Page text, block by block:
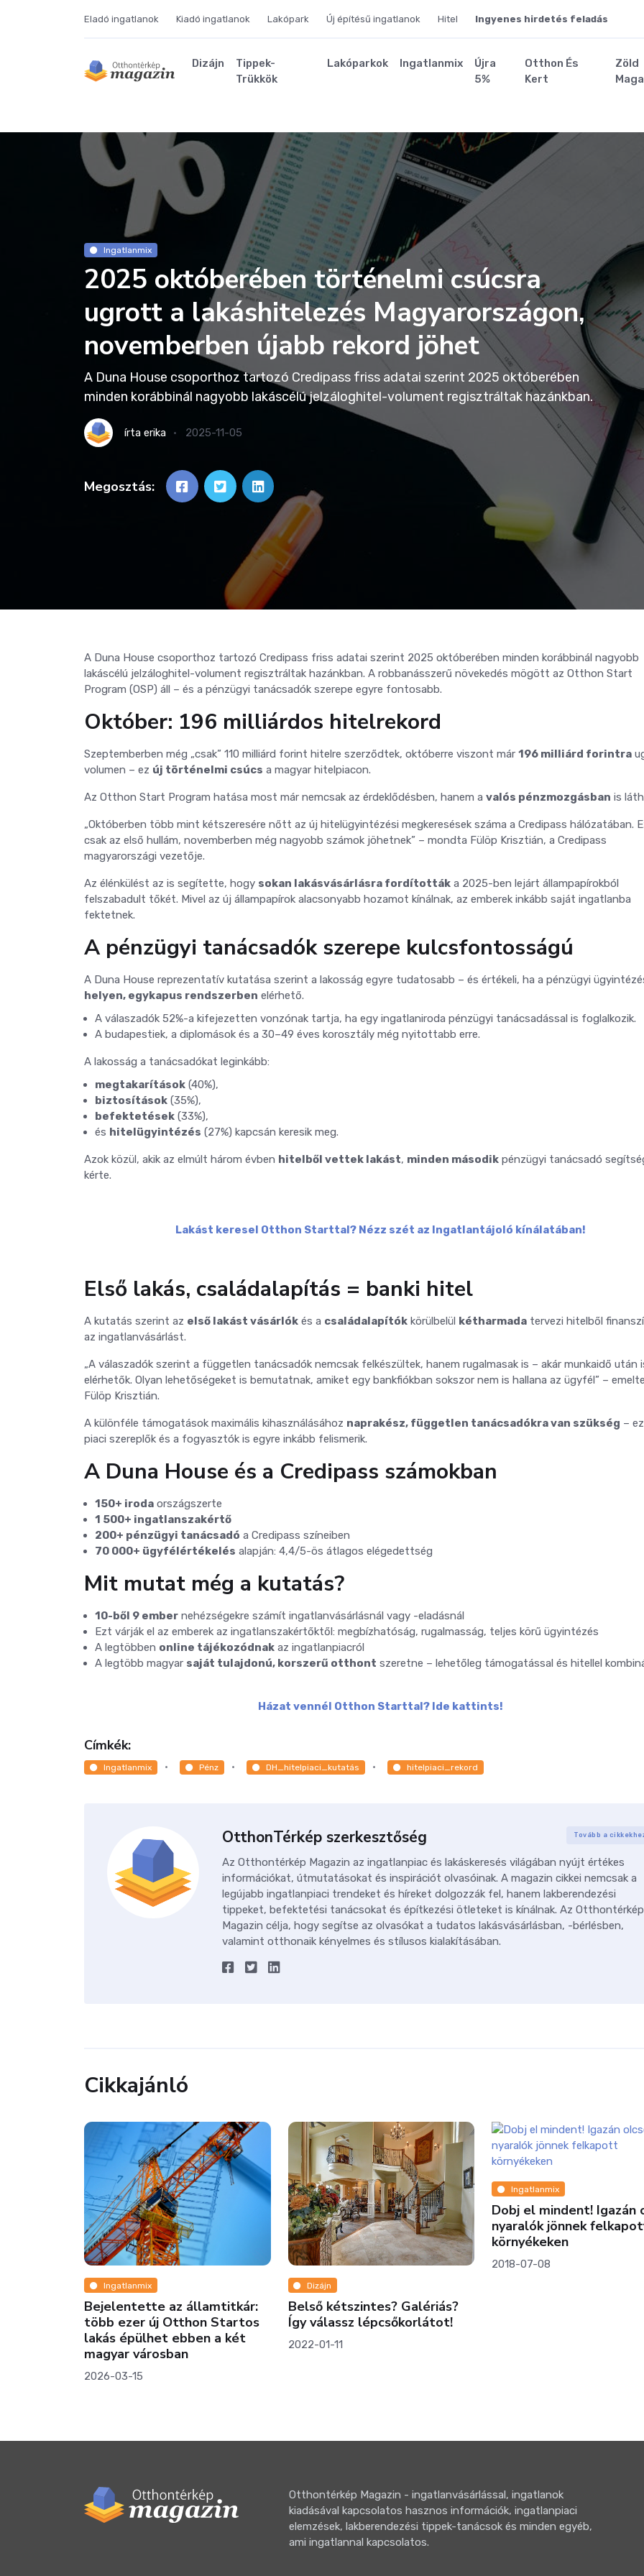
Eladó ingatlanok Kiadó ingatlanok Lakópark Új építésű ingatlanok Hitel Ingyenes hirdetés feladás
Dizájn
Tippek-
Trükkök
Lakóparkok Ingatlanmix
Újra
5%
Otthon És
Kert
Zöld
Ingatlanmix
2025 októberében történelmi csúcsra
ugrott a lakáshitelezés Magyarországon,
novemberben újabb rekord jöhet
A Duna House csoporthoz tartozó Credipass friss adatai szerint 2025 októberében
minden korábbinál nagyobb lakáscélú jelzáloghitel-volument regisztráltak hazánkban.
írta erika 2025-11-05
Megosztás:
A Duna House csoporthoz tartozó Credipass friss adatai szerint 2025 októberében minden korábbinál nagyobb
lakáscélú jelzáloghitel-volument regisztráltak hazánkban. A robbanásszerű növekedés mögött az Otthon Start
Program (OSP) áll – és a pénzügyi tanácsadók szerepe egyre fontosabb.
Október: 196 milliárdos hitelrekord
Szeptemberben még „csak” 110 milliárd forint hitelre szerződtek, októberre viszont már 196 milliárd forintra
volumen – ez új történelmi csúcs a magyar hitelpiacon.
Az Otthon Start Program hatása most már nemcsak az érdeklődésben, hanem a valós pénzmozgásban is
„Októberben több mint kétszeresére nőtt az új hitelügyintézési megkeresések száma a Credipass hálózatában.
csak az első hullám, novemberben még nagyobb számok jöhetnek” – mondta Fülöp Krisztián, a Credipass
magyarországi vezetője.
Az élénkülést az is segítette, hogy sokan lakásvásárlásra fordították a 2025-ben lejárt állampapírokból
felszabadult tőkét. Mivel az új állampapírok alacsonyabb hozamot kínálnak, az emberek inkább saját ingatlanba
fektetnek.
A pénzügyi tanácsadók szerepe kulcsfontosságú
A Duna House reprezentatív kutatása szerint a lakosság egyre tudatosabb – és értékeli, ha a pénzügyi
helyen, egykapus rendszerben elérhető.
A válaszadók 52%-a kifejezetten vonzónak tartja, ha egy ingatlaniroda pénzügyi tanácsadással is foglalkozik.
A budapestiek, a diplomások és a 30–49 éves korosztály még nyitottabb erre.
A lakosság a tanácsadókat leginkább:
megtakarítások (40%),
biztosítások (35%),
befektetések (33%),
és hitelügyintézés (27%) kapcsán keresik meg.
Azok közül, akik az elmúlt három évben hitelből vettek lakást, minden második pénzügyi tanácsadó
kérte.
Lakást keresel Otthon Starttal? Nézz szét az Ingatlantájoló kínálatában!
Első lakás, családalapítás = banki hitel
A kutatás szerint az első lakást vásárlók és a családalapítók körülbelül kétharmada tervezi hitelből
az ingatlanvásárlást.
„A válaszadók szerint a független tanácsadók nemcsak felkészültek, hanem rugalmasak is – akár munkaidő után
elérhetők. Olyan lehetőségeket is bemutatnak, amiket egy bankfiókban sokszor nem is hallana az ügyfél” –
Fülöp Krisztián.
A különféle támogatások maximális kihasználásához naprakész, független tanácsadókra van szükség –
piaci szereplők és a fogyasztók is egyre inkább felismerik.
A Duna House és a Credipass számokban
150+ iroda országszerte
1 500+ ingatlanszakértő
200+ pénzügyi tanácsadó a Credipass színeiben
70 000+ ügyfélértékelés alapján: 4,4/5-ös átlagos elégedettség
Mit mutat még a kutatás?
10-ből 9 ember nehézségekre számít ingatlanvásárlásnál vagy -eladásnál
Ezt várják el az emberek az ingatlanszakértőktől: megbízhatóság, rugalmasság, teljes körű ügyintézés
A legtöbben online tájékozódnak az ingatlanpiacról
A legtöbb magyar saját tulajdonú, korszerű otthont szeretne – lehetőleg támogatással és hitellel
Házat vennél Otthon Starttal? Ide kattints!
Címkék:
Ingatlanmix Pénz DH_hitelpiaci_kutatás hitelpiaci_rekord
OtthonTérkép szerkesztőség Tovább a
Az Otthontérkép Magazin az ingatlanpiac és lakáskeresés világában nyújt értékes
információkat, útmutatásokat és inspirációt olvasóinak. A magazin cikkei nemcsak a
legújabb ingatlanpiaci trendeket és híreket dolgozzák fel, hanem lakberendezési
tippeket, befektetési tanácsokat és építkezési ötleteket is kínálnak. Az Otthontérkép
Magazin célja, hogy segítse az olvasókat a tudatos lakásvásárlásban, -bérlésben,
valamint otthonaik kényelmes és stílusos kialakításában.
Cikkajánló
államtitkár:
Startos
Dizájn
Belső kétszintes? Galériás?
Így válassz lépcsőkorlátot!
2022-01-11
Ingatlanmix
Dobj el mindent! Igazán olcsó
nyaralók jönnek felkapott
környékeken
2018-07-08
Mit szólnál
Otthontérkép Magazin - ingatlanvásárlással, ingatlanok
kiadásával kapcsolatos hasznos információk, ingatlanpiaci
elemzések, lakberendezési tippek-tanácsok és minden egyéb,
ami ingatlannal kapcsolatos.